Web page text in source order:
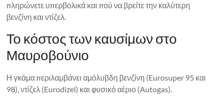
πληρώνετε υπερβολικά και πού να βρείτε την καλύτερη
βενζίνη και ντίζελ.
Το κόστος των καυσίμων στο
Μαυροβούνιο
Η γκάμα περιλαμβάνει αμόλυβδη βενζίνη (Eurosuper 95 και
98), ντίζελ (Eurodizel) και φυσικό αέριο (Autogas).